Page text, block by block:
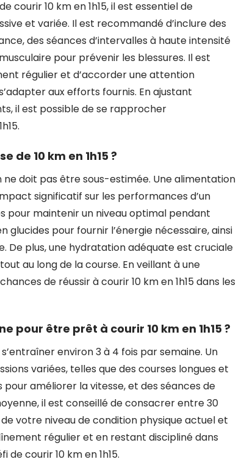
10 km en 1h15, il est essentiel de
et variée. Il est recommandé d’inclure des
des séances d’intervalles à haute intensité
pour prévenir les blessures. Il est
régulier et d’accorder une attention
aux efforts fournis. En ajustant
il est possible de se rapprocher
de 10 km en 1h15 ?
ne doit pas être sous-estimée. Une alimentation
significatif sur les performances d’un
pour maintenir un niveau optimal pendant
pour fournir l’énergie nécessaire, ainsi
De plus, une hydratation adéquate est cruciale
au long de la course. En veillant à une
de réussir à courir 10 km en 1h15 dans les
être prêt à courir 10 km en 1h15 ?
environ 3 à 4 fois par semaine. Un
variées, telles que des courses longues et
améliorer la vitesse, et des séances de
il est conseillé de consacrer entre 30
votre niveau de condition physique actuel et
régulier et en restant discipliné dans
courir 10 km en 1h15.